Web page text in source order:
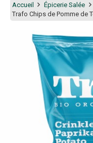
Accueil Épicerie Salée
Trafo Chips de Pomme de